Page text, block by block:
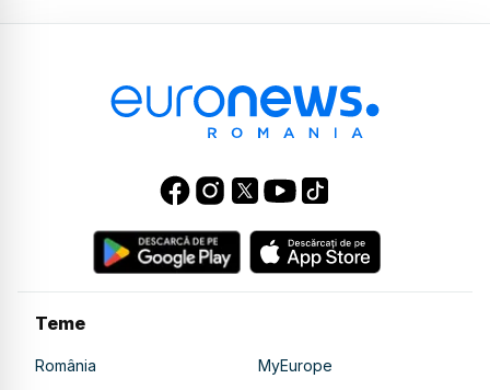
Teme
România
MyEurope